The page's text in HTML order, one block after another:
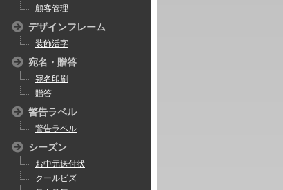
顧客管理
デザインフレーム
装飾活字
宛名・贈答
宛名印刷
贈答
警告ラベル
警告ラベル
シーズン
お中元送付状
クールビズ